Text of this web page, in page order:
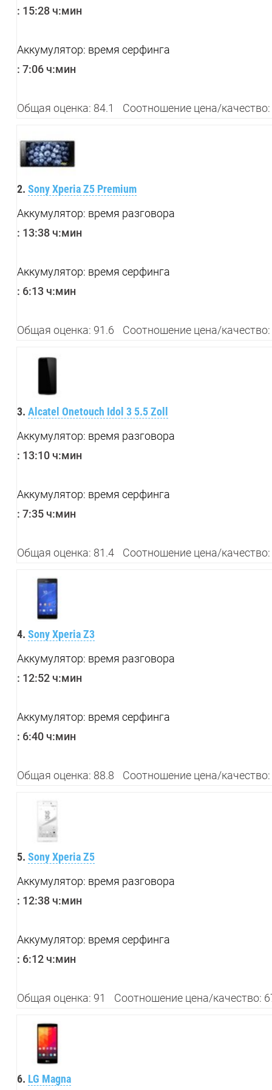
: 15:28 ч:мин
Аккумулятор: время серфинга
: 7:06 ч:мин
Общая оценка: 84.1 Соотношение цена/
2. Sony Xperia Z5 Premium
Аккумулятор: время разговора
: 13:38 ч:мин
Аккумулятор: время серфинга
: 6:13 ч:мин
Общая оценка: 91.6 Соотношение цена/
3. Alcatel Onetouch Idol 3 5.5 Zoll
Аккумулятор: время разговора
: 13:10 ч:мин
Аккумулятор: время серфинга
: 7:35 ч:мин
Общая оценка: 81.4 Соотношение цена/
4. Sony Xperia Z3
Аккумулятор: время разговора
: 12:52 ч:мин
Аккумулятор: время серфинга
: 6:40 ч:мин
Общая оценка: 88.8 Соотношение цена/
5. Sony Xperia Z5
Аккумулятор: время разговора
: 12:38 ч:мин
Аккумулятор: время серфинга
: 6:12 ч:мин
Общая оценка: 91 Соотношение цена/качество:
6. LG Magna